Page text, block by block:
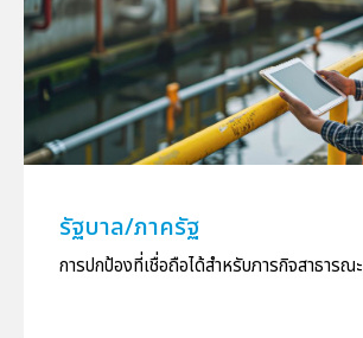
รัฐบาล/ภาครัฐ
การปกป้องที่เชื่อถือได้สำหรับภารกิจสาธารณะ